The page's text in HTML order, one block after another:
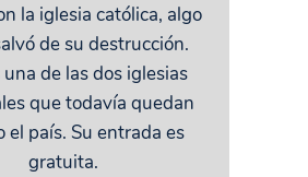
la iglesia católica, algo
de su destrucción.
una de las dos iglesias
que todavía quedan
el país. Su entrada es
gratuita.